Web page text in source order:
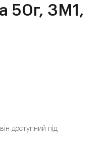
50г, 3M1,
доступний під